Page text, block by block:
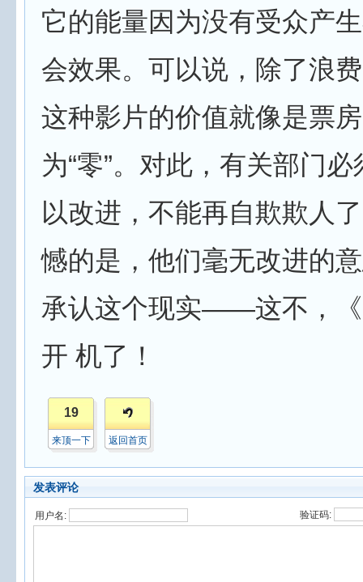
它的能量因为没有受众产
会效果。可以说，除了浪
这种影片的价值就像是票
为“零”。对此，有关部门
以改进，不能再自欺欺人
憾的是，他们毫无改进的
承认这个现实——这不，
开 机了！
19
来顶一下 返回首页
发表评论
用户名: 验证码: